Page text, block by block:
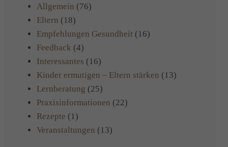
Allgemein (76)
Eltern (18)
Empfehlungen Gesundheit (16)
Feedback (4)
Interessantes (16)
Kinder ermutigen – Eltern stärken (13)
Lernberatung (25)
Praxisinformationen (22)
Rezepte (1)
Veranstaltungen (13)